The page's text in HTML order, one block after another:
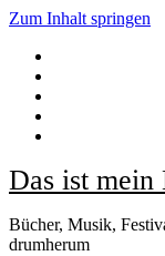
Zum Inhalt springen
Das ist mein
Bücher, Musik,
drumherum